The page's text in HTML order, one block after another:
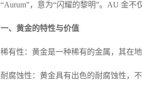
“Aurum”，意为“闪耀的黎明”。AU 金
一、黄金的特性与价值
稀有性：黄金是一种稀有的金属，其在
耐腐蚀性：黄金具有出色的耐腐蚀性，